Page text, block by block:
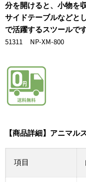
分を開けると、小物を
サイドテーブルなどと
で活躍するスツールで
51311 NP-XM-800
【商品詳細】アニマル
項目